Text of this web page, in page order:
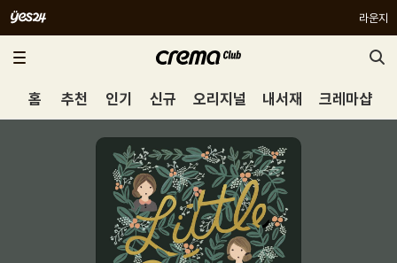
라운지
홈 추천 인기 신규 오리지널 내서재 크레마샵